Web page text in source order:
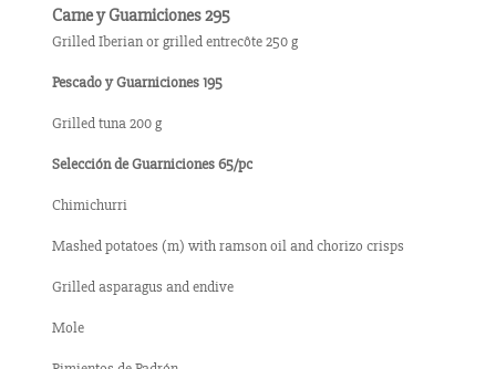
Carne y Guarniciones 295
Grilled Iberian or grilled entrecôte 250 g
Pescado y Guarniciones 195
Grilled tuna 200 g
Selección de Guarniciones 65/pc
Chimichurri
Mashed potatoes (m) with ramson oil and chorizo ​​crisps
Grilled asparagus and endive
Mole